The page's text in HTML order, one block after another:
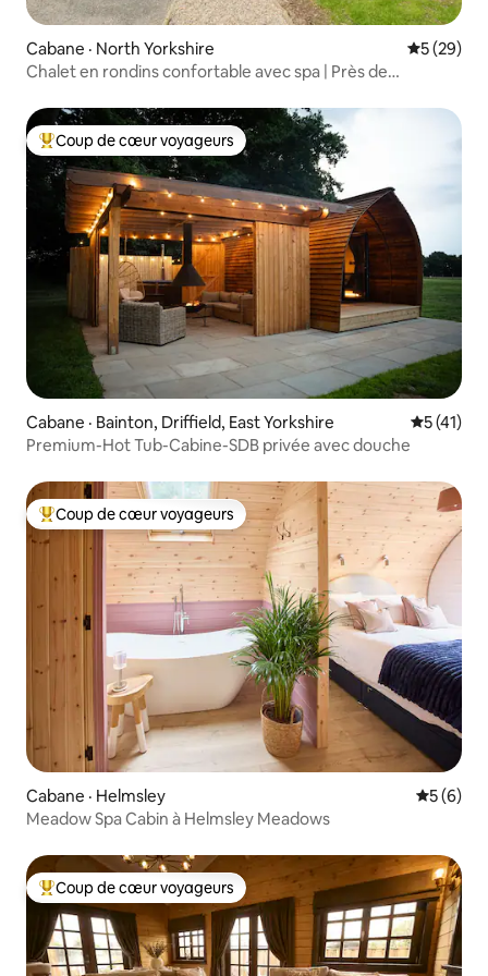
Cabane · North Yorkshire Note
5 (29)
Chalet en rondins confortable avec spa | Près de
Coup de cœur voyageurs parmi les plus aimés
Coup de cœur voyageurs
Cabane · Bainton, Driffield, East Yorkshire Note
5 (41)
Premium-Hot Tub-Cabine-SDB privée avec douche
Coup de cœur voyageurs parmi les plus aimés
Coup de cœur voyageurs
Cabane · Helmsley Note
5 (6)
Meadow Spa Cabin à Helmsley Meadows
Coup de cœur voyageurs parmi les plus aimés
Coup de cœur voyageurs